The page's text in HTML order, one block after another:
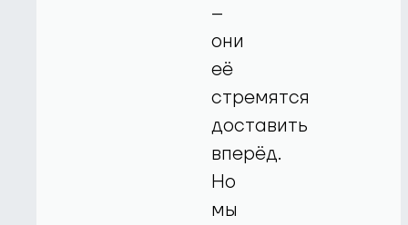
–
они
её
стремятся
доставить
вперёд.
Но
мы